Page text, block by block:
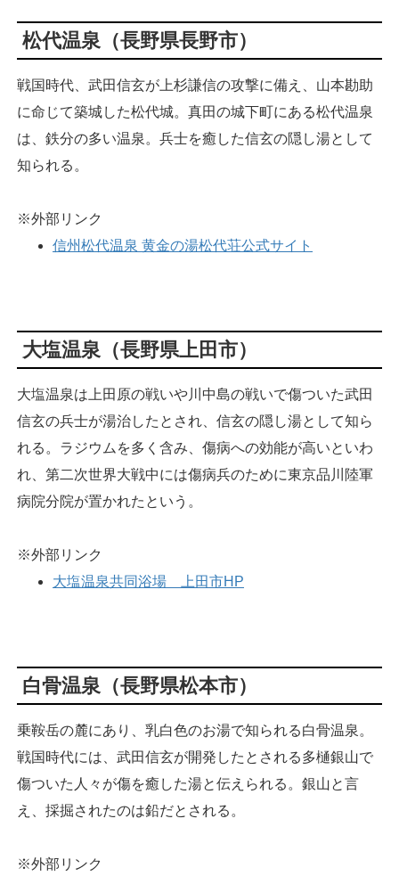
松代温泉（長野県長野市）
戦国時代、武田信玄が上杉謙信の攻撃に備え、山本勘助
に命じて築城した松代城。真田の城下町にある松代温泉
は、鉄分の多い温泉。兵士を癒した信玄の隠し湯として
知られる。
※外部リンク
信州松代温泉 黄金の湯松代荘公式サイト
大塩温泉（長野県上田市）
大塩温泉は上田原の戦いや川中島の戦いで傷ついた武田
信玄の兵士が湯治したとされ、信玄の隠し湯として知ら
れる。ラジウムを多く含み、傷病への効能が高いといわ
れ、第二次世界大戦中には傷病兵のために東京品川陸軍
病院分院が置かれたという。
※外部リンク
大塩温泉共同浴場 上田市HP
白骨温泉（長野県松本市）
乗鞍岳の麓にあり、乳白色のお湯で知られる白骨温泉。
戦国時代には、武田信玄が開発したとされる多樋銀山で
傷ついた人々が傷を癒した湯と伝えられる。銀山と言
え、採掘されたのは鉛だとされる。
※外部リンク